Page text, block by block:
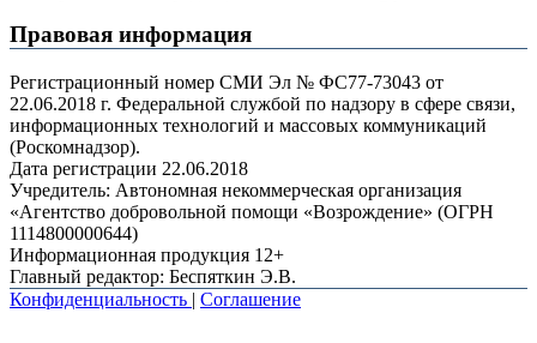
Правовая информация
Регистрационный номер СМИ Эл № ФС77-73043 от
22.06.2018 г. Федеральной службой по надзору в сфере связи,
информационных технологий и массовых коммуникаций
(Роскомнадзор).
Дата регистрации 22.06.2018
Учредитель: Автономная некоммерческая организация
«Агентство добровольной помощи «Возрождение» (ОГРН
1114800000644)
Информационная продукция 12+
Главный редактор: Беспяткин Э.В.
Конфиденциальность | Соглашение